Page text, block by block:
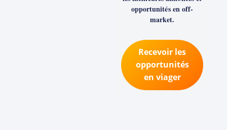
opportunités en off-
market.
Recevoir les
opportunités
en viager